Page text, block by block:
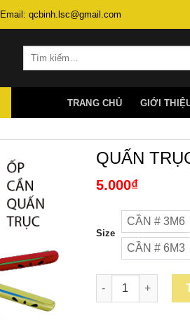
Email: qcbinh.lsc@gmail.com
TRANG CHỦ GIỚI
QUẤN
5.000₫
Size
CẦN # 3M6
CẦN #
CẦN # 6M3
CẦN #
Số lượng